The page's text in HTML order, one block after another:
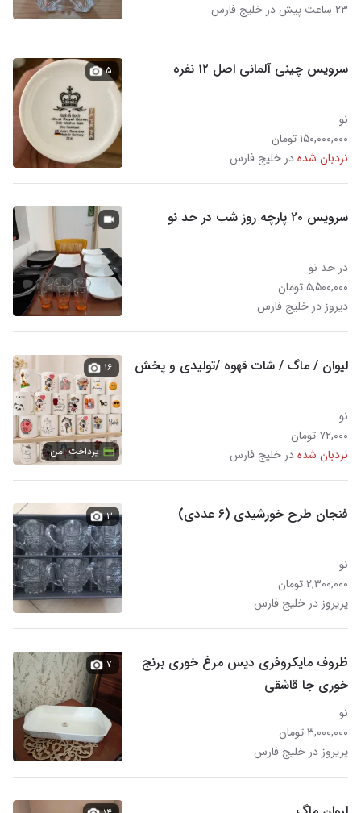
۲۳ ساعت پیش در خلیج فارس
سرویس چینی آلمانی اصل ۱۲ نفره
نو
۱۵۰,۰۰۰,۰۰۰ تومان
نردبان شدهدر خلیج فارس
۵
سرویس ۲۰ پارچه روز شب در حد نو
در حد نو
۵,۵۰۰,۰۰۰ تومان
دیروز در خلیج فارس
لیوان / ماگ / شات قهوه /تولیدی و پخش
نو
۷۲,۰۰۰ تومان
نردبان شدهدر خلیج فارس
۱۶
پرداخت امن
فنجان طرح خورشیدی (۶ عددی)
نو
۲,۳۰۰,۰۰۰ تومان
پریروز در خلیج فارس
۳
ظروف مایکروفری دیس مرغ خوری برنج
خوری جا قاشقی
نو
۳,۰۰۰,۰۰۰ تومان
پریروز در خلیج فارس
۷